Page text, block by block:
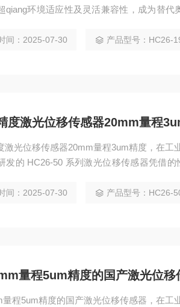
qiang环境适应性及灵活兼容性，成为替代
大范围检测、稳定性能与本土化适配优势
间：2025-07-30 产品型号：HC26-
度激光位移传感器20mm量程
激光位移传感器20mm量程3um精度，在工
发的 HC26-50 系列激光位移传感器凭借
器融合精准检测、智能适配与耐用设计，
间：2025-07-30 产品型号：HC26-
量程5um精度的国产激光位移
量程5um精度的国产激光位移传感器，在工